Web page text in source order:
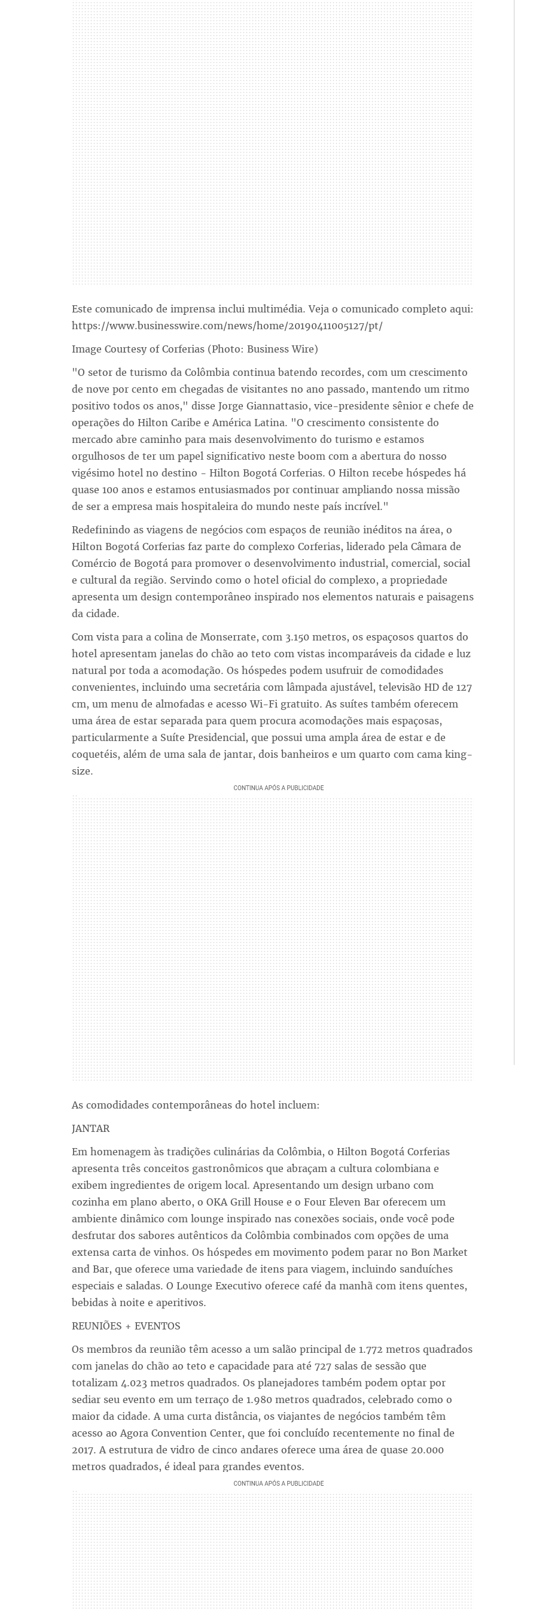
Este comunicado de imprensa inclui multimédia. Veja o comunicado completo aqui:
https://www.businesswire.com/news/home/20190411005127/pt/
Image Courtesy of Corferias (Photo: Business Wire)
"O setor de turismo da Colômbia continua batendo recordes, com um crescimento
de nove por cento em chegadas de visitantes no ano passado, mantendo um ritmo
positivo todos os anos," disse Jorge Giannattasio, vice-presidente sênior e chefe de
operações do Hilton Caribe e América Latina. "O crescimento consistente do
mercado abre caminho para mais desenvolvimento do turismo e estamos
orgulhosos de ter um papel significativo neste boom com a abertura do nosso
vigésimo hotel no destino - Hilton Bogotá Corferias. O Hilton recebe hóspedes há
quase 100 anos e estamos entusiasmados por continuar ampliando nossa missão
de ser a empresa mais hospitaleira do mundo neste país incrível."
Redefinindo as viagens de negócios com espaços de reunião inéditos na área, o
Hilton Bogotá Corferias faz parte do complexo Corferias, liderado pela Câmara de
Comércio de Bogotá para promover o desenvolvimento industrial, comercial, social
e cultural da região. Servindo como o hotel oficial do complexo, a propriedade
apresenta um design contemporâneo inspirado nos elementos naturais e paisagens
da cidade.
Com vista para a colina de Monserrate, com 3.150 metros, os espaçosos quartos do
hotel apresentam janelas do chão ao teto com vistas incomparáveis da cidade e luz
natural por toda a acomodação. Os hóspedes podem usufruir de comodidades
convenientes, incluindo uma secretária com lâmpada ajustável, televisão HD de 127
cm, um menu de almofadas e acesso Wi-Fi gratuito. As suítes também oferecem
uma área de estar separada para quem procura acomodações mais espaçosas,
particularmente a Suíte Presidencial, que possui uma ampla área de estar e de
coquetéis, além de uma sala de jantar, dois banheiros e um quarto com cama king-
size.
As comodidades contemporâneas do hotel incluem:
JANTAR
Em homenagem às tradições culinárias da Colômbia, o Hilton Bogotá Corferias
apresenta três conceitos gastronômicos que abraçam a cultura colombiana e
exibem ingredientes de origem local. Apresentando um design urbano com
cozinha em plano aberto, o OKA Grill House e o Four Eleven Bar oferecem um
ambiente dinâmico com lounge inspirado nas conexões sociais, onde você pode
desfrutar dos sabores autênticos da Colômbia combinados com opções de uma
extensa carta de vinhos. Os hóspedes em movimento podem parar no Bon Market
and Bar, que oferece uma variedade de itens para viagem, incluindo sanduíches
especiais e saladas. O Lounge Executivo oferece café da manhã com itens quentes,
bebidas à noite e aperitivos.
REUNIÕES + EVENTOS
Os membros da reunião têm acesso a um salão principal de 1.772 metros quadrados
com janelas do chão ao teto e capacidade para até 727 salas de sessão que
totalizam 4.023 metros quadrados. Os planejadores também podem optar por
sediar seu evento em um terraço de 1.980 metros quadrados, celebrado como o
maior da cidade. A uma curta distância, os viajantes de negócios também têm
acesso ao Agora Convention Center, que foi concluído recentemente no final de
2017. A estrutura de vidro de cinco andares oferece uma área de quase 20.000
metros quadrados, é ideal para grandes eventos.